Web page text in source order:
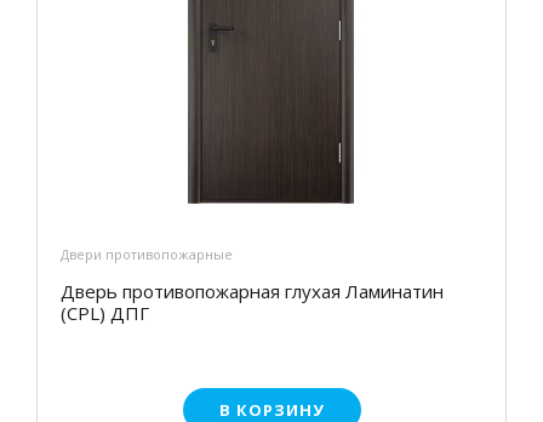
Двери противопожарные
Дверь противопожарная глухая Ламинатин
(CPL) ДПГ
В КОРЗИНУ